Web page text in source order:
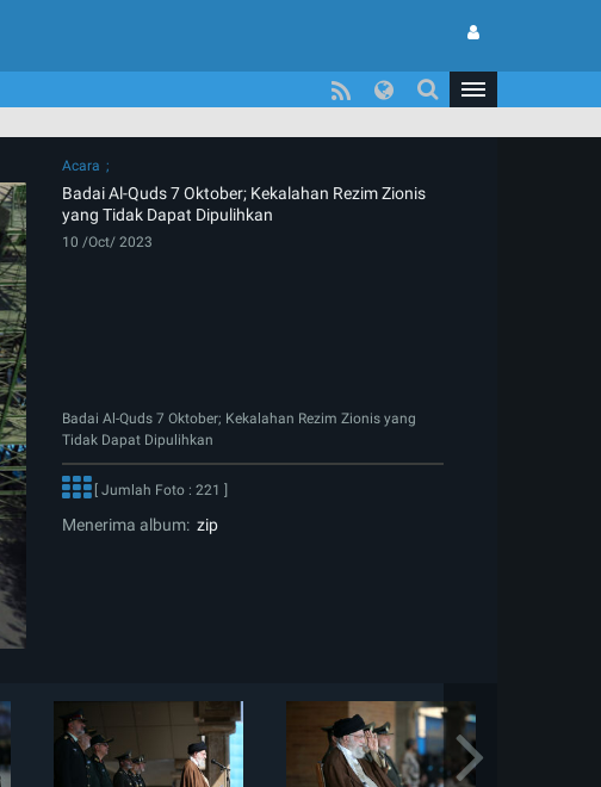
Acara
Badai Al-Quds 7 Oktober; Kekalahan Rezim Zionis
yang Tidak Dapat Dipulihkan
10 /Oct/ 2023
Badai Al-Quds 7 Oktober; Kekalahan Rezim Zionis yang
Tidak Dapat Dipulihkan
[ Jumlah Foto : 221 ]
Menerima album: zip